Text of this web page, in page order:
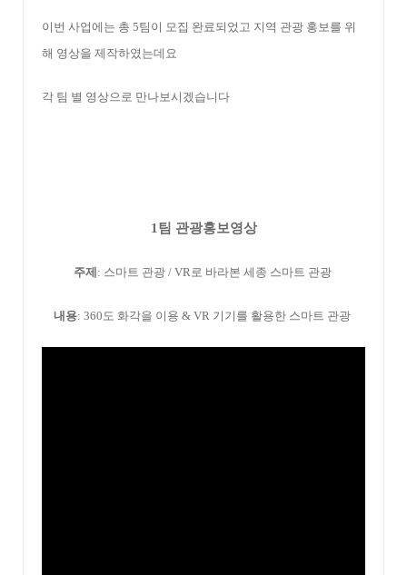
이번 사업에는 총 5팀이 모집 완료되었고 지역 관광 홍보를 위
해 영상을 제작하였는데요
각 팀 별 영상으로 만나보시겠습니다
1팀 관광홍보영상
주제 : 스마트 관광 / VR로 바라본 세종 스마트 관광
내용: 360도 화각을 이용 & VR 기기를 활용한 스마트 관광